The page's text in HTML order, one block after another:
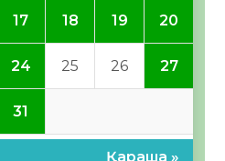
17 18 19 20
24 25 26 27
31
Қараша »